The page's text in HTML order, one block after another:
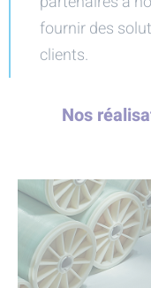
fournir des
clients.
Nos